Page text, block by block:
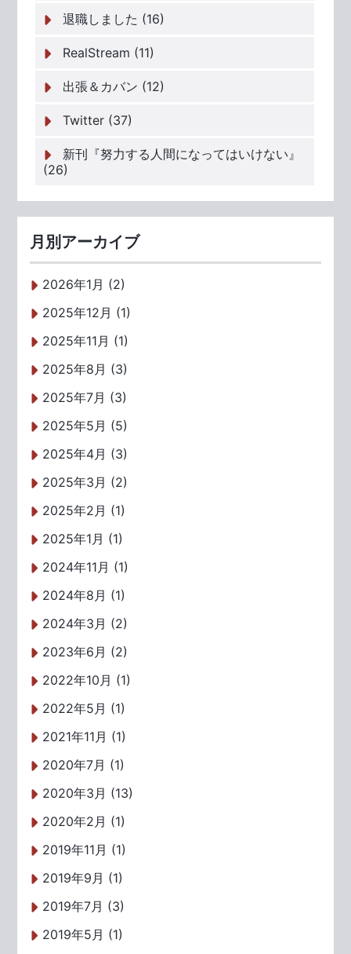
退職しました (16)
RealStream (11)
出張＆カバン (12)
Twitter (37)
新刊『努力する人間になってはいけない』
(26)
月別アーカイブ
2026年1月 (2)
2025年12月 (1)
2025年11月 (1)
2025年8月 (3)
2025年7月 (3)
2025年5月 (5)
2025年4月 (3)
2025年3月 (2)
2025年2月 (1)
2025年1月 (1)
2024年11月 (1)
2024年8月 (1)
2024年3月 (2)
2023年6月 (2)
2022年10月 (1)
2022年5月 (1)
2021年11月 (1)
2020年7月 (1)
2020年3月 (13)
2020年2月 (1)
2019年11月 (1)
2019年9月 (1)
2019年7月 (3)
2019年5月 (1)